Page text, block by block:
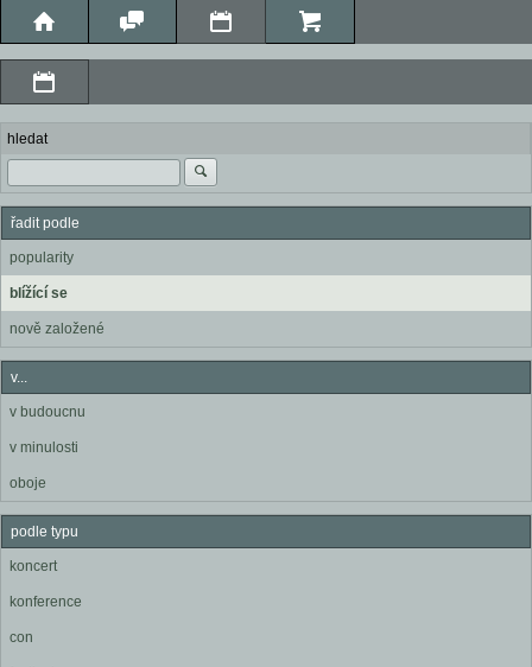
hledat
řadit podle
popularity
blížící se
nově založené
v...
v budoucnu
v minulosti
oboje
podle typu
koncert
konference
con